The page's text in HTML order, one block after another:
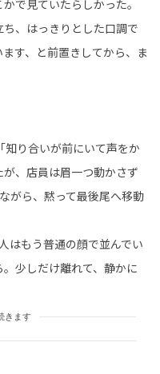
で見ていたらしかった。
、はっきりとした口調で
す、と前置きしてから、ま
り合いが前にいて声をか
、店員は眉一つ動かさず
がら、黙って最後尾へ移動
はもう普通の顔で並んでい
少しだけ離れて、静かに
きます